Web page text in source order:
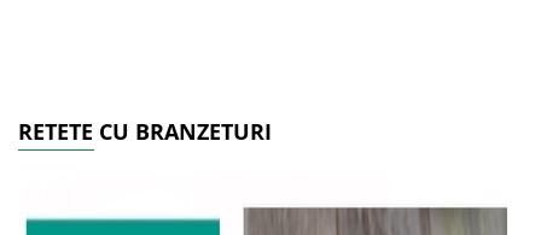
RETETE CU BRANZETURI